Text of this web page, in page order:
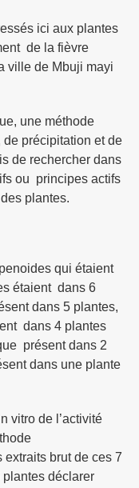
ici aux plantes
de la fièvre
ville de Mbuji mayi
une méthode
précipitation et de
de rechercher dans
ou principes actifs
plantes.
qui étaient
étaient dans 6
dans 5 plantes,
dans 4 plantes
présent dans 2
dans une plante
vitro de l’activité
brut de ces 7
déclarer